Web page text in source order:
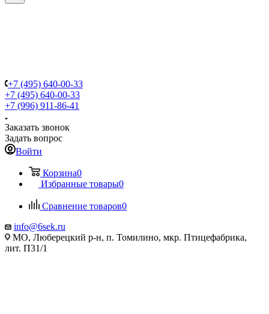
+7 (495) 640-00-33
+7 (495) 640-00-33
+7 (996) 911-86-41
Заказать звонок
Задать вопрос
Войти
Корзина0
Избранные товары0
Сравнение товаров0
info@6sek.ru
МО, Люберецкий р-н, п. Томилино, мкр. Птицефабрика,
лит. П31/1